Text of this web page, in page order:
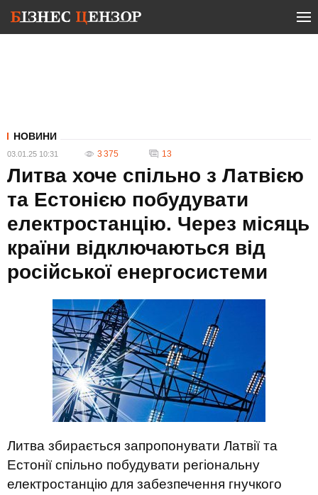
НОВИНИ
03.01.25 10:31 3 375 13
Литва хоче спільно з Латвією
та Естонією побудувати
електростанцію. Через місяць
країни відключаються від
російської енергосистеми
Литва збирається запропонувати Латвії та
Естонії спільно побудувати регіональну
електростанцію для забезпечення гнучкого